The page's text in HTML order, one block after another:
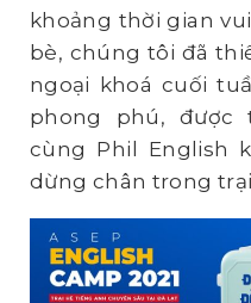
khoảng thời gian
bè, chúng tôi đã
ngoại khoá cuối
phong phú, được
cùng Phil English
dừng chân trong trại